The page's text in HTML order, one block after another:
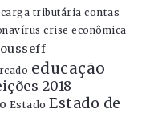
carga tributária contas
crise econômica
educação
2018
Estado Estado de